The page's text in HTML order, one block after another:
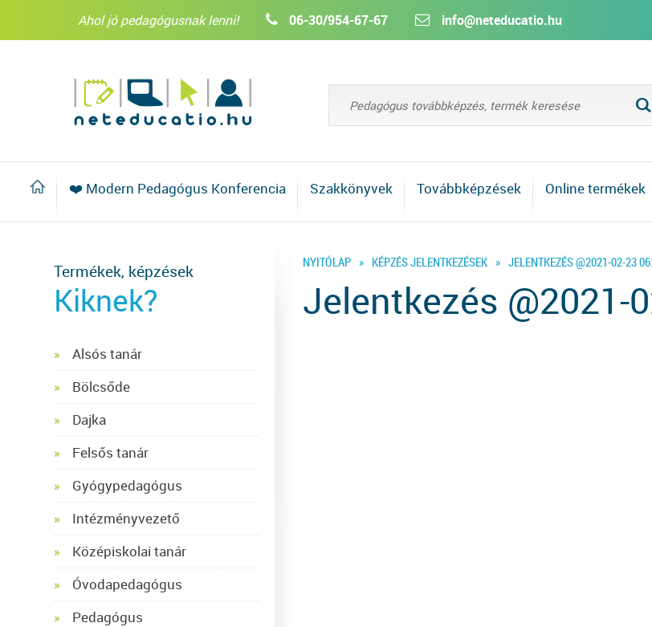
Ahol jó pedagógusnak lenni! 06-30/954-67-67 info@neteducatio.hu
L
❤️ Modern Pedagógus Konferencia Szakkönyvek Továbbképzések Online termékek
NYITÓLAP » KÉPZÉS JELENTKEZÉSEK » JELENTKEZÉS @2021-02-23
Jelentkezés @2021-
Termékek, képzések
Kiknek?
Alsós tanár
Bölcsőde
Dajka
Felsős tanár
Gyógypedagógus
Intézményvezető
Középiskolai tanár
Óvodapedagógus
Pedagógus